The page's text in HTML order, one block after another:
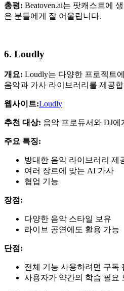
총평: Beatoven.ai는 팟캐스트에
은 분들에게 잘 어울립니다.
6. Loudly
개요: Loudly는 다양한 프로젝트
음악과 가사 라이브러리를 제공
웹사이트:Loudly
추천 대상: 음악 프로듀서와 DJ에
주요 특징:
방대한 음악 라이브러리 제
여러 장르에 맞는 AI 가사
협업 기능
장점:
다양한 음악 스타일 보유
라이브 공연에도 활용 가능
단점:
전체 기능 사용하려면 구독
사용자가 약간의 학습 필요